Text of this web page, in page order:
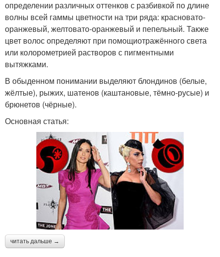
определении различных оттенков с разбивкой по длине
волны всей гаммы цветности на три ряда: красновато-
оранжевый, желтовато-оранжевый и пепельный. Также
цвет волос определяют при помощиотражённого света
или колорометрией растворов с пигментными
вытяжками.
В обыденном понимании выделяют блондинов (белые,
жёлтые), рыжих, шатенов (каштановые, тёмно-русые) и
брюнетов (чёрные).
Основная статья:
читать дальше →